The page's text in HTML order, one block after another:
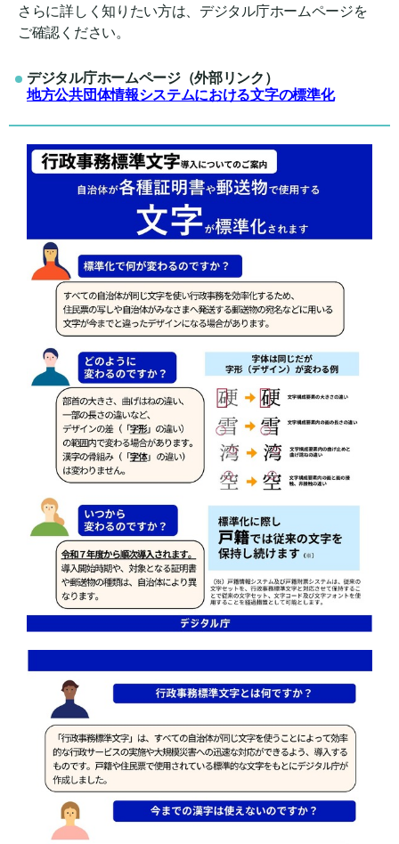
さらに詳しく知りたい方は、デジタル庁ホームページを
ご確認ください。
デジタル庁ホームページ（外部リンク）
地方公共団体情報システムにおける文字の標準化